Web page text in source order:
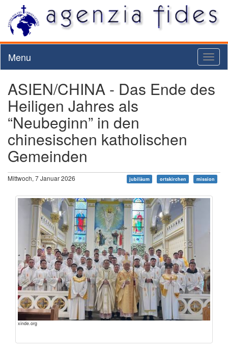
Menu
ASIEN/CHINA - Das Ende des
Heiligen Jahres als
“Neubeginn” in den
chinesischen katholischen
Gemeinden
Mittwoch, 7 Januar 2026 jubiläum ortskirchen mission
xinde.org